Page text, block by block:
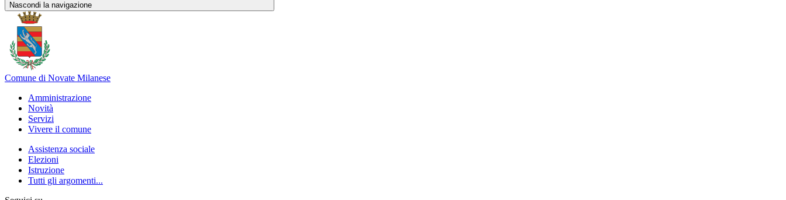
Nascondi la navigazione
Comune di Novate Milanese
Amministrazione
Novità
Servizi
Vivere il comune
Assistenza sociale
Elezioni
Istruzione
Tutti gli argomenti...